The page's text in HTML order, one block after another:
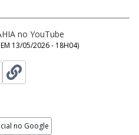
no YouTube
13/05/2026 - 18H04)
no Google